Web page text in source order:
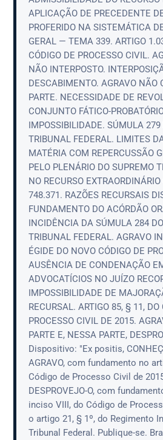
APLICAÇÃO DE PRECEDENTE
PROFERIDO NA SISTEMÁTICA
GERAL — TEMA 339. ARTIGO
CÓDIGO DE PROCESSO CIVIL.
NÃO INTERPOSTO.
DESCABIMENTO. AGRAVO NÃO
PARTE. NECESSIDADE DE
CONJUNTO FÁTICO-
IMPOSSIBILIDADE. SÚMULA 279
TRIBUNAL FEDERAL. LIMITES
MATÉRIA COM REPERCUSSÃO
PELO PLENÁRIO DO SUPREMO
NO RECURSO
748.371. RAZÕES RECURSAIS
FUNDAMENTO DO ACÓRDÃO
INCIDÊNCIA DA SÚMULA 284
TRIBUNAL FEDERAL. AGRAVO
ÉGIDE DO NOVO CÓDIGO DE
AUSÊNCIA DE CONDENAÇÃO
ADVOCATÍCIOS NO JUÍZO
IMPOSSIBILIDADE DE
RECURSAL. ARTIGO 85, § 11, DO
PROCESSO CIVIL DE 2015.
PARTE E, NESSA PARTE,
Dispositivo: "Ex positis,
AGRAVO, com fundamento no
Código de Processo Civil de
DESPROVEJO-O, com
inciso VIII, do Código de
o artigo 21, § 1º, do Regimento
Tribunal Federal. Publique-se.